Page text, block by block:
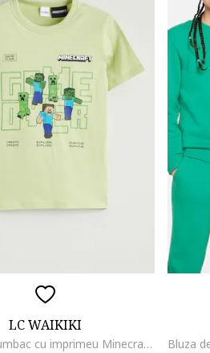
LC WAIKIKI
Tricou din bumbac cu imprimeu Minecraft, Alb/Albastru/Verde fistic